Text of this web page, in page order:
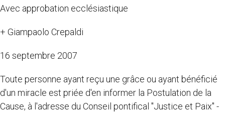
Avec approbation ecclésiastique
+ Giampaolo Crepaldi
16 septembre 2007
Toute personne ayant reçu une grâce ou ayant bénéficié
d'un miracle est priée d'en informer la Postulation de la
Cause, à l'adresse du Conseil pontifical "Justice et Paix" -